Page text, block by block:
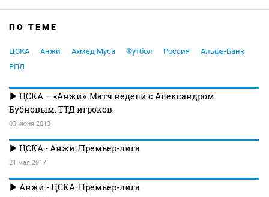
ПО ТЕМЕ
ЦСКА Анжи Ахмед Муса Футбол Россия
Альфа-Банк
РПЛ
ЦСКА — «Анжи». Матч недели с Александром
Бубновым. ТТД игроков
03 июня 2013
ЦСКА - Анжи. Премьер-лига
21 мая 2017
Анжи - ЦСКА. Премьер-лига